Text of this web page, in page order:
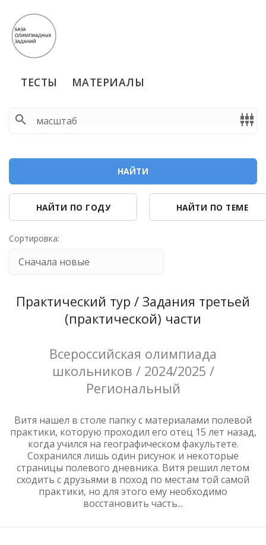
ТЕСТЫ МАТЕРИАЛЫ
search settings_input_component
НАЙТИ
НАЙТИ ПО ГОДУ НАЙТИ ПО ТЕМЕ
Сортировка:
Практический тур / Задания третьей
(практической) части
Всероссийская олимпиада
школьников / 2024/2025 /
Региональный
Витя нашел в столе папку с материалами полевой
практики, которую проходил его отец 15 лет назад,
когда учился на географическом факультете.
Сохранился лишь один рисунок и некоторые
страницы полевого дневника. Витя решил летом
сходить с друзьями в поход по местам той самой
практики, но для этого ему необходимо
восстановить часть...